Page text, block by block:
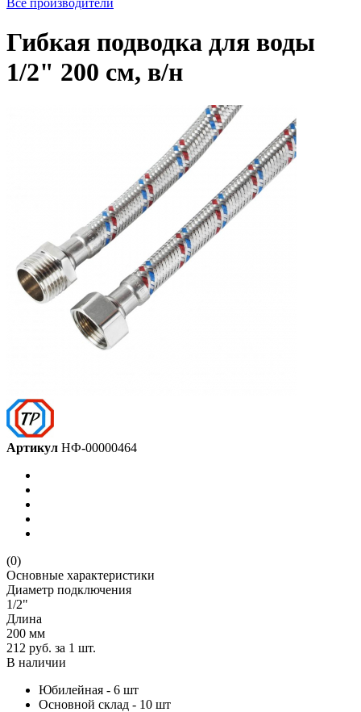
Все производители
Гибкая подводка для воды
1/2" 200 см, в/н
Артикул НФ-00000464
(0)
Основные характеристики
Диаметр подключения
1/2"
Длина
200 мм
212 руб. за 1 шт.
В наличии
Юбилейная - 6 шт
Основной склад - 10 шт